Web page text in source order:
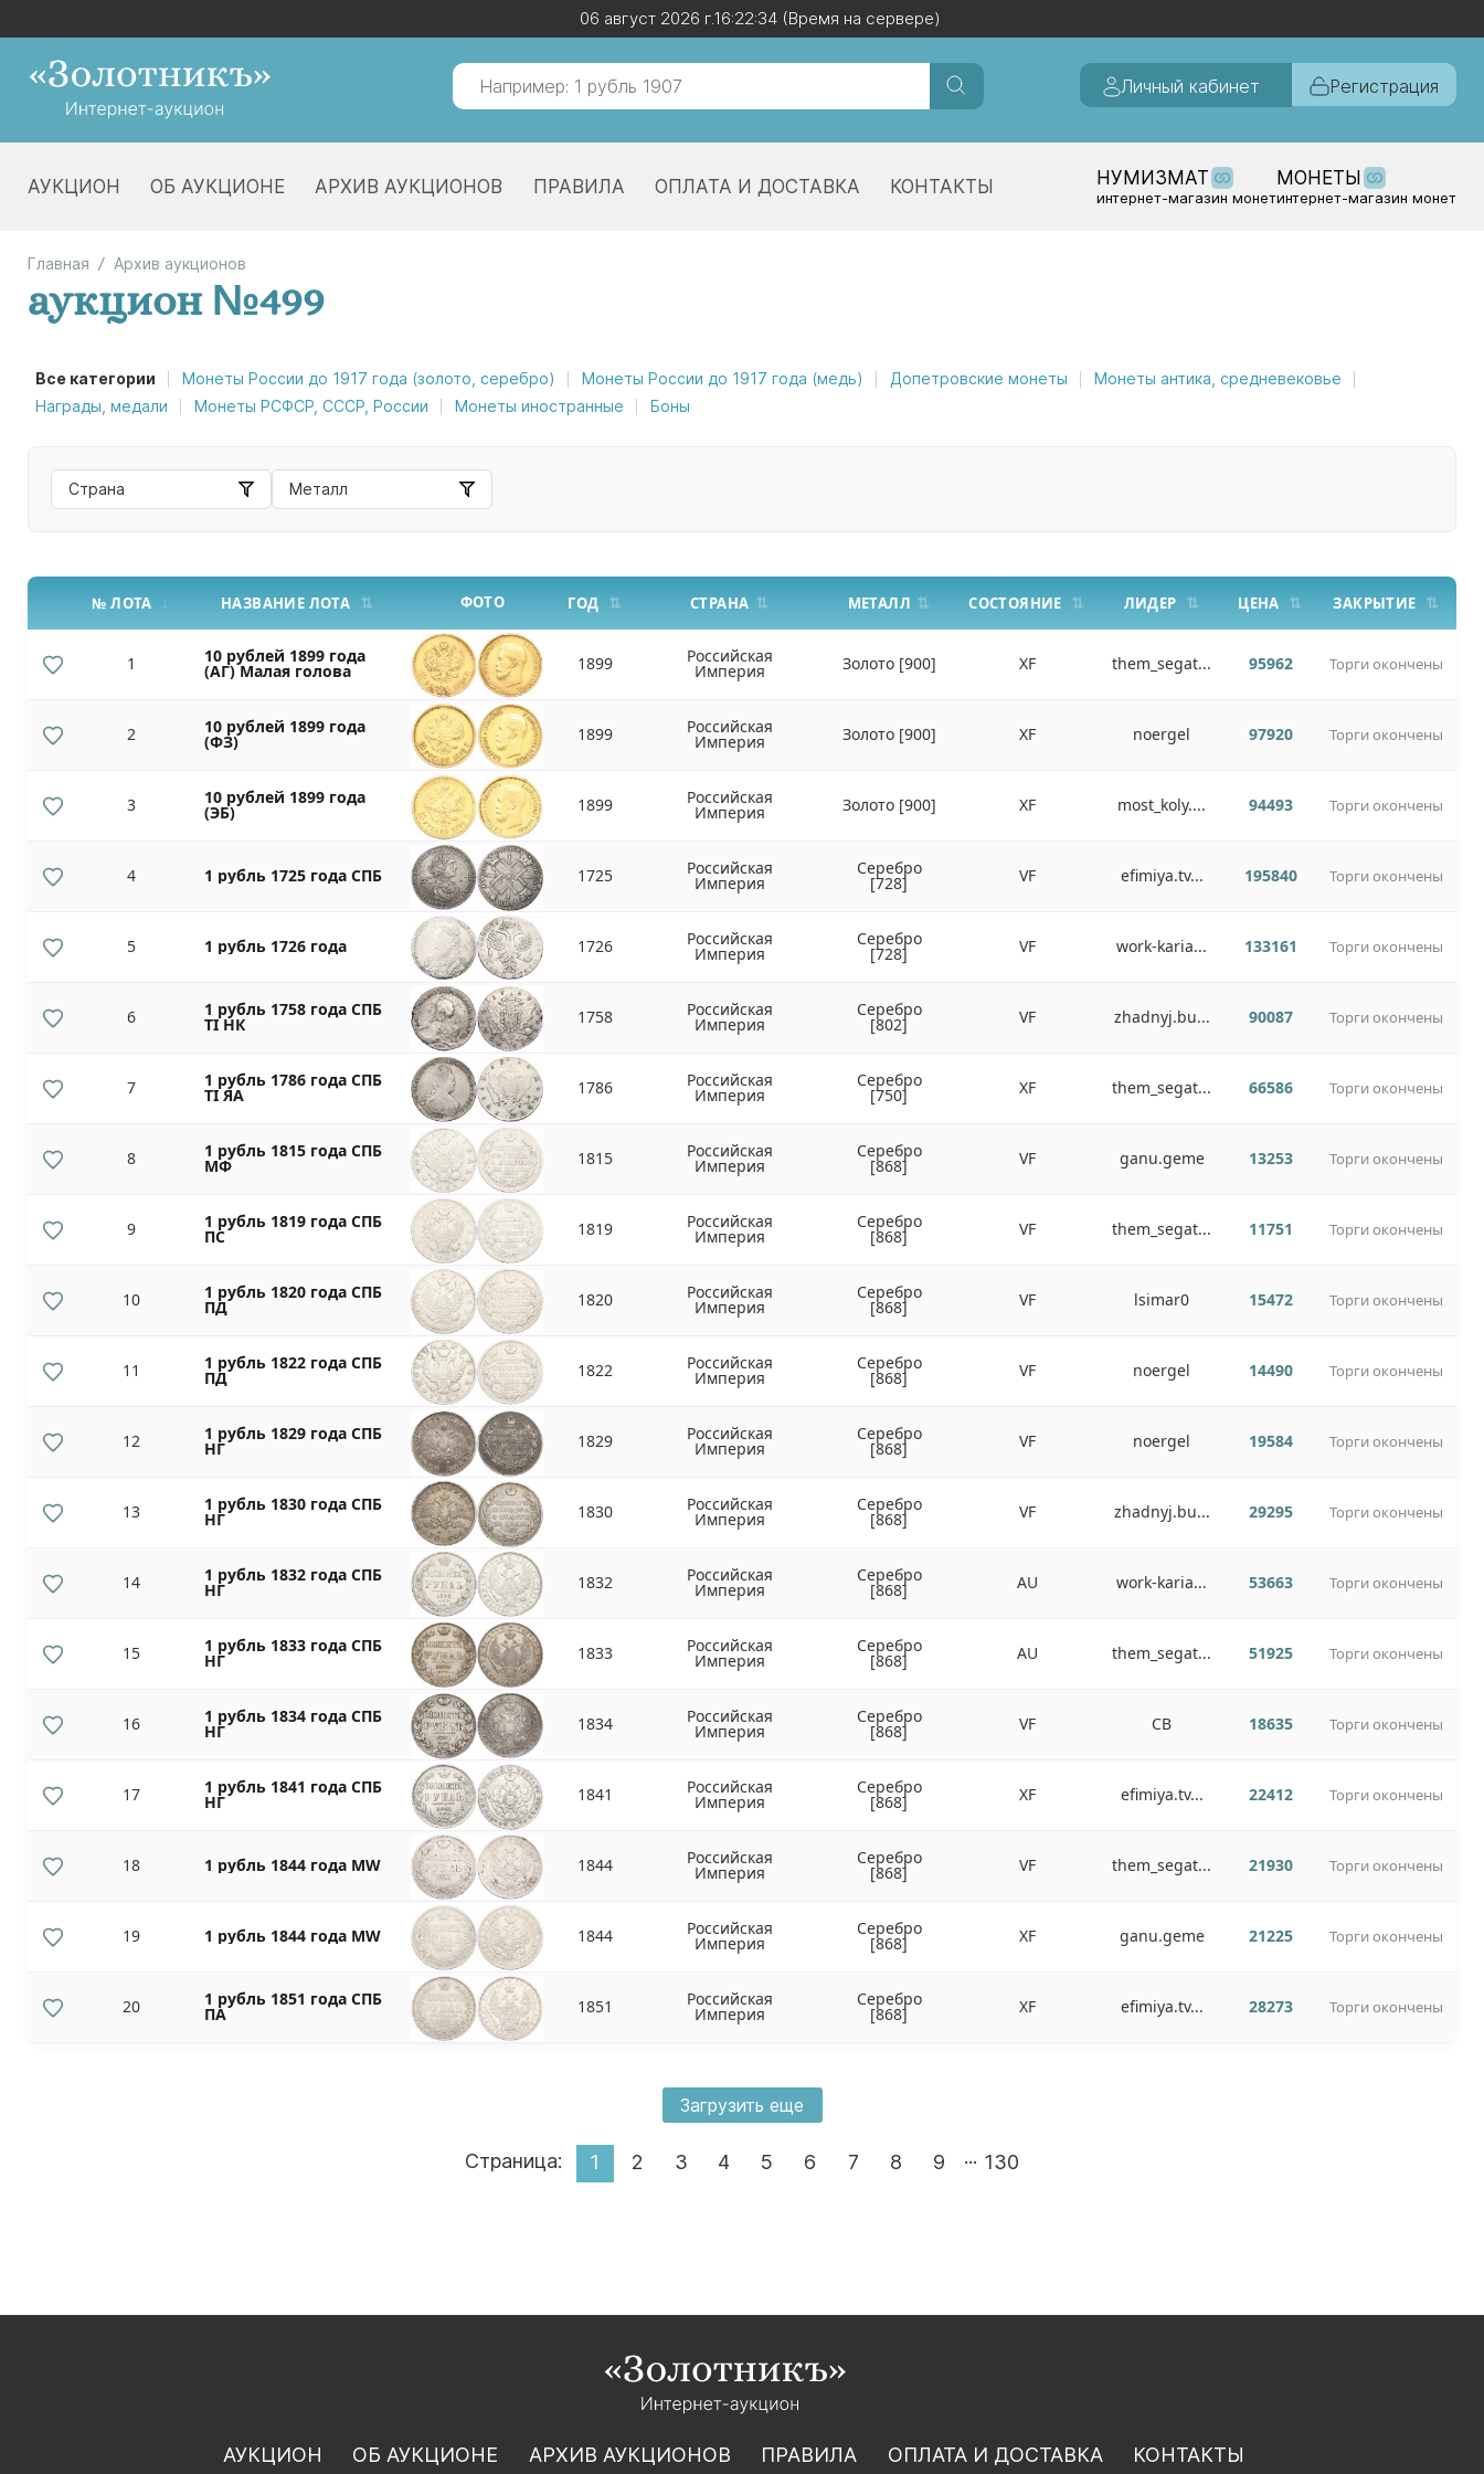
06 август 2026 г.16:22:34(Время на сервере)
Личный кабинет Регистрация
АУКЦИОН ОБ АУКЦИОНЕ АРХИВ АУКЦИОНОВ ПРАВИЛА ОПЛАТА И ДОСТАВКА КОНТАКТЫ НУМИЗМАТ
интернет-магазин монет
МОНЕТЫ
интернет-магазин монет
06 август 2026 г.16:22:34(Время на сервере)
Главная Архив аукционов
аукцион №499
Все категории Монеты России до 1917 года (золото, серебро) Монеты России до 1917 года (медь) Допетровские монеты
Монеты антика, средневековье
Награды, медали
Монеты РСФСР, СССР, России Монеты иностранные Боны
Страна Металл
№ ЛОТА НАЗВАНИЕ ЛОТА ФОТО ГОД СТРАНА МЕТАЛЛ СОСТОЯНИЕ ЛИДЕР ЦЕНА ЗАКРЫТИЕ
1 10 рублей 1899 года
(АГ) Малая голова 1899 Российская
Империя Золото [900] XF them_segat... 95962 Торги окончены
2 10 рублей 1899 года
(ФЗ) 1899 Российская
Империя Золото [900] XF noergel 97920 Торги окончены
3 10 рублей 1899 года
(ЭБ) 1899 Российская
Империя Золото [900] XF most_koly.... 94493 Торги окончены
4 1 рубль 1725 года СПБ 1725 Российская
Империя
Серебро
[728] VF efimiya.tv... 195840 Торги окончены
5 1 рубль 1726 года 1726 Российская
Империя
Серебро
[728] VF work-karia... 133161 Торги окончены
6 1 рубль 1758 года СПБ
ТI НК 1758 Российская
Империя
Серебро
[802] VF zhadnyj.bu... 90087 Торги окончены
7 1 рубль 1786 года СПБ
ТI ЯА 1786 Российская
Империя
Серебро
[750] XF them_segat... 66586 Торги окончены
8 1 рубль 1815 года СПБ
МФ 1815 Российская
Империя
Серебро
[868] VF ganu.geme 13253 Торги окончены
9 1 рубль 1819 года СПБ
ПС 1819 Российская
Империя
Серебро
[868] VF them_segat... 11751 Торги окончены
10 1 рубль 1820 года СПБ
ПД 1820 Российская
Империя
Серебро
[868] VF lsimar0 15472 Торги окончены
11 1 рубль 1822 года СПБ
ПД 1822 Российская
Империя
Серебро
[868] VF noergel 14490 Торги окончены
12 1 рубль 1829 года СПБ
НГ 1829 Российская
Империя
Серебро
[868] VF noergel 19584 Торги окончены
13 1 рубль 1830 года СПБ
НГ 1830 Российская
Империя
Серебро
[868] VF zhadnyj.bu... 29295 Торги окончены
14 1 рубль 1832 года СПБ
НГ 1832 Российская
Империя
Серебро
[868] AU work-karia... 53663 Торги окончены
15 1 рубль 1833 года СПБ
НГ 1833 Российская
Империя
Серебро
[868] AU them_segat... 51925 Торги окончены
16 1 рубль 1834 года СПБ
НГ 1834 Российская
Империя
Серебро
[868] VF СВ 18635 Торги окончены
17 1 рубль 1841 года СПБ
НГ 1841 Российская
Империя
Серебро
[868] XF efimiya.tv... 22412 Торги окончены
18 1 рубль 1844 года MW 1844 Российская
Империя
Серебро
[868] VF them_segat... 21930 Торги окончены
19 1 рубль 1844 года МW 1844 Российская
Империя
Серебро
[868] XF ganu.geme 21225 Торги окончены
20 1 рубль 1851 года СПБ
ПА 1851 Российская
Империя
Серебро
[868] XF efimiya.tv... 28273 Торги окончены
Загрузить еще
Страница: 1 2 3 4 5 6 7 8 9 ... 130
АУКЦИОН ОБ АУКЦИОНЕ АРХИВ АУКЦИОНОВ ПРАВИЛА ОПЛАТА И ДОСТАВКА КОНТАКТЫ